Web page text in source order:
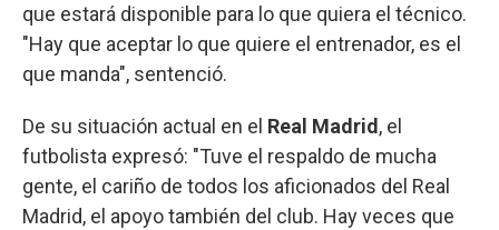
que estará disponible para lo que quiera el técnico.
"Hay que aceptar lo que quiere el entrenador, es el
que manda", sentenció.
De su situación actual en el Real Madrid , el
futbolista expresó: "Tuve el respaldo de mucha
gente, el cariño de todos los aficionados del Real
Madrid, el apoyo también del club. Hay veces que